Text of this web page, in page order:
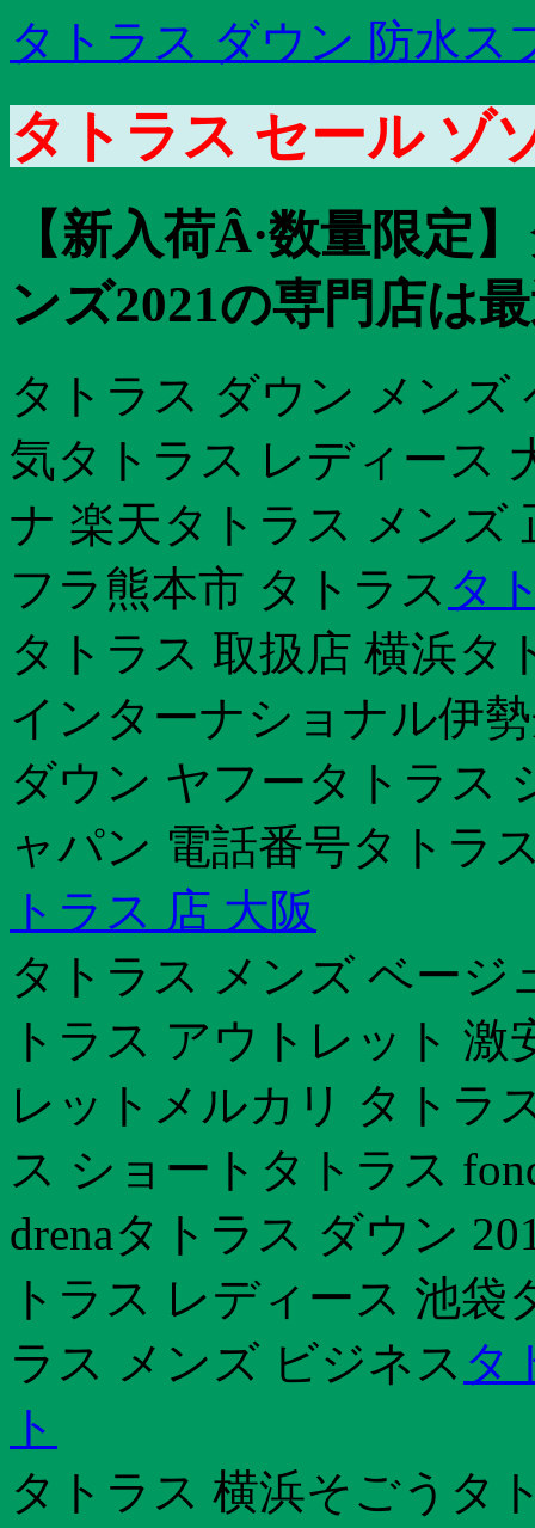
タトラス ダウン 防水ス
タトラス セール ゾ
【新入荷Â·数量限定
ンズ2021の専門店は
タトラス ダウン メンズ
気タトラス レディース
ナ 楽天タトラス メンズ
フラ熊本市 タトラス タ
タトラス 取扱店 横浜タ
インターナショナル伊
ダウン ヤフータトラス
ャパン 電話番号タトラ
トラス 店 大阪
タトラス メンズ ベージ
トラス アウトレット 激
レットメルカリ タトラ
ス ショートタトラス
drenaタトラス ダウン
トラス レディース 池袋
ラス メンズ ビジネス タ
ト
タトラス 横浜そごうタ